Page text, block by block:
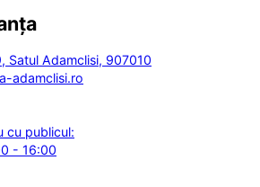
Satul Adamclisi, 907010
adamclisi.ro
cu publicul:
- 16:00